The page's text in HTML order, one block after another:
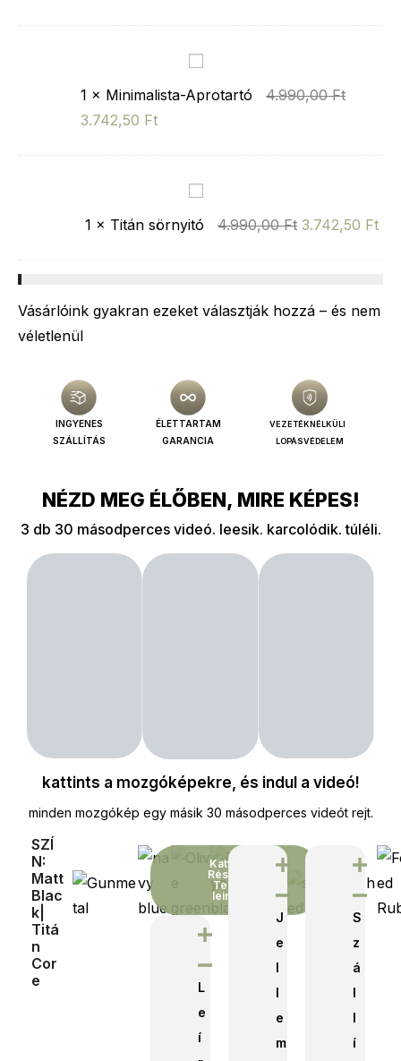
t
K
r
t
a
–
n
o
d
A
p
y
k
o
p
t
M
i
m
a
i
s
a
p
r
o
r
t
1 × Minimalista-Aprotartó 4.990,00Ft
3.742,50 Ft
T
i
á
s
n
y
i
ó
1 × Titán sörnyitó 4.990,00Ft 3.742,50 Ft
Vásárlóink gyakran ezeket választják hozzá – és nem
véletlenül
INGYENES
SZÁLLÍTÁS
ÉLETTARTAM
GARANCIA
VEZETÉKNÉLKÜLI
LOPÁSVÉDELEM
NÉZD MEG ÉLŐBEN, MIRE KÉPES!
3 db 30 másodperces videó. leesik. karcolódik. túléli.
kattints a mozgóképekre, és indul a videó!
minden mozgókép egy másik 30 másodperces videót rejt.
SZÍ
N:
Matt
Blac
K|
Titá
N
Cor
E
Kattints a
Részletes
Termék
leirásért
L
e
í
J
e
l
l
e
m
S
z
á
l
l
í